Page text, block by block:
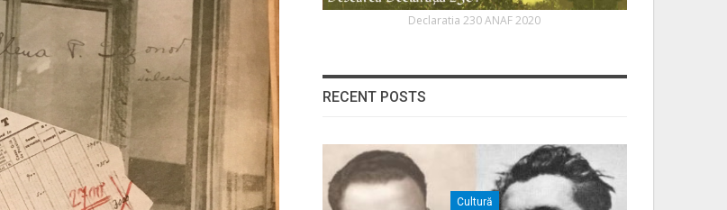
Declaratia 230 ANAF 2020
RECENT POSTS
Cultură